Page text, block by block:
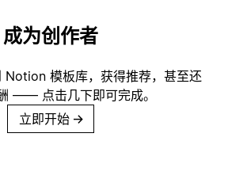
成为创作者
Notion 模板库，获得推荐，甚至还
—— 点击几下即可完成。
立即开始 →